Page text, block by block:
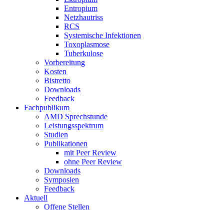
Entropium
Netzhautriss
RCS
Systemische Infektionen
Toxoplasmose
Tuberkulose
Vorbereitung
Kosten
Bistretto
Downloads
Feedback
Fachpublikum
AMD Sprechstunde
Leistungsspektrum
Studien
Publikationen
mit Peer Review
ohne Peer Review
Downloads
Symposien
Feedback
Aktuell
Offene Stellen